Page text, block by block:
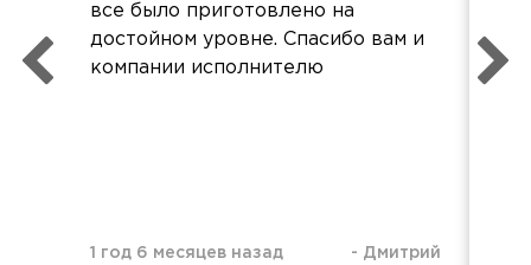
все было приготовлено на
достойном уровне. Спасибо вам и
компании исполнителю
1 год 6 месяцев назад - Дмитрий